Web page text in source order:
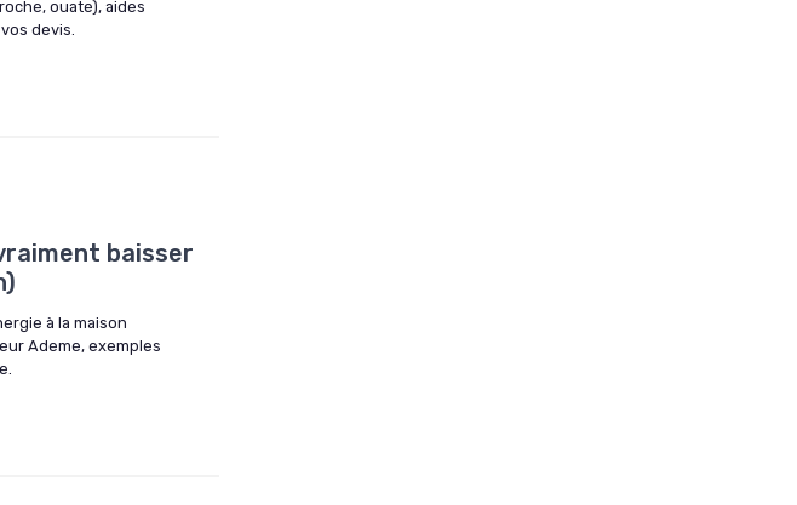
ouate), aides
devis.
baisser
à la maison
Ademe, exemples